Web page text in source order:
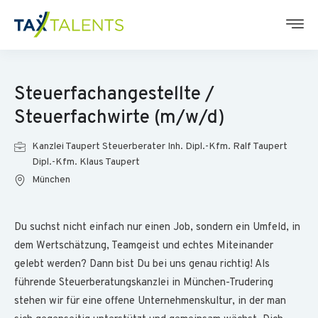
Steuerfachangestellte /
Steuerfachwirte (m/w/d)
Kanzlei Taupert Steuerberater Inh. Dipl.-Kfm. Ralf Taupert
Dipl.-Kfm. Klaus Taupert
München
Du suchst nicht einfach nur einen Job, sondern ein Umfeld, in
dem Wertschätzung, Teamgeist und echtes Miteinander
gelebt werden? Dann bist Du bei uns genau richtig! Als
führende Steuerberatungskanzlei in München-Trudering
stehen wir für eine offene Unternehmenskultur, in der man